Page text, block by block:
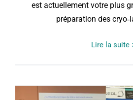
est actuellement votre plus
préparation des
Lire la suite